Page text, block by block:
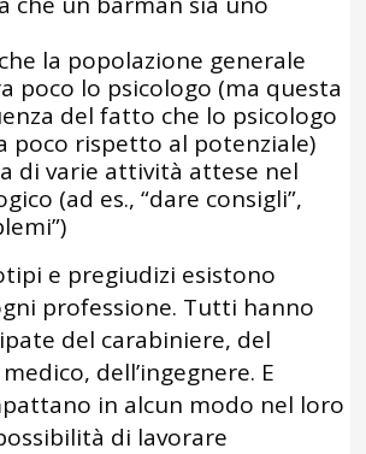
la popolazione generale
poco lo psicologo (ma questa
del fatto che lo psicologo
poco rispetto al potenziale)
di varie attività attese nel
(ad es., “dare consigli”,
e pregiudizi esistono
professione. Tutti hanno
del carabiniere, del
dell’ingegnere. E
in alcun modo nel loro
di lavorare